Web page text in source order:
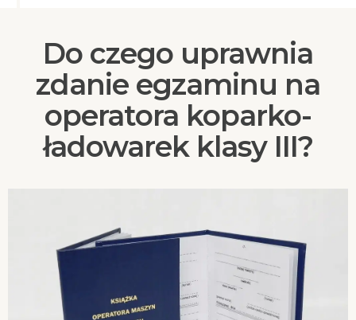
Do czego uprawnia
zdanie egzaminu na
operatora koparko-
ładowarek klasy III?